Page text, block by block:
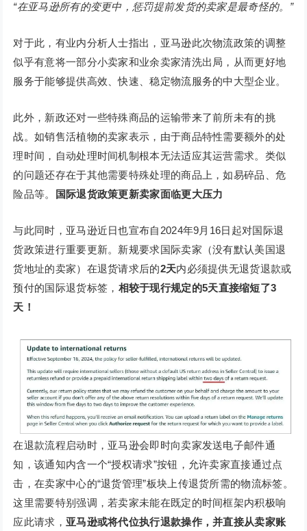
“在亚马逊所有的变更中，惩罚提前发货的卖家是最奇怪的。”
对于此，有业内分析人士指出，亚马逊此次物流政策的调整
似乎有意将一部分小卖家和业余卖家清洗出局，从而更好地
服务于能够提供高效、快速、稳定物流服务的中大型企业。
此外，新政还对一些特殊商品的运输带来了前所未有的挑
战。如销售活植物的卖家表示，由于商品特性需要额外的处
理时间，自动处理时间机制根本无法适应其运营需求。类似
的问题还存在于其他需要特殊处理的商品上，如易碎品、危
险品等。
国际退货政策更新卖家面临更大压力
与此同时，亚马逊近日也宣布自2024年9月16日起对国际退
货政策进行重要更新。新规要求国际卖家（没有默认美国退
货地址的卖家）在退货请求后的2天内必须提供无退货退款或
预付的国际退货标签， 相较于现行规定的5天直接缩短了3
天！
在退款流程启动时，亚马逊会即时向卖家发送电子邮件通
知，该通知内含一个“授权请求”按钮，允许卖家直接通过点
击，在卖家中心的“退货管理”板块上传退货所需的物流标签。
这里需要特别强调，若卖家未能在既定的时间框架内积极响
应此请求， 亚马逊或将代位执行退款操作，并直接从卖家账